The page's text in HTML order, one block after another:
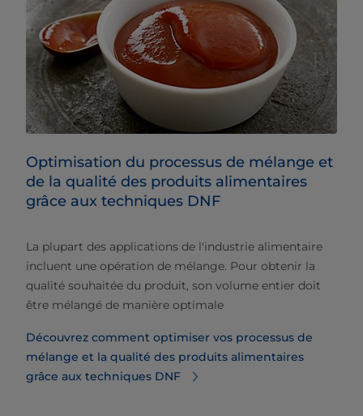
Optimisation du processus de mélange et
de la qualité des produits alimentaires
grâce aux techniques DNF
​La plupart des applications de l'industrie alimentaire
incluent une opération de mélange. Pour obtenir la
qualité souhaitée du produit, son volume entier doit
être mélangé de manière optimale
Découvrez comment optimiser vos processus de
mélange et la qualité des produits alimentaires
grâce aux techniques DNF